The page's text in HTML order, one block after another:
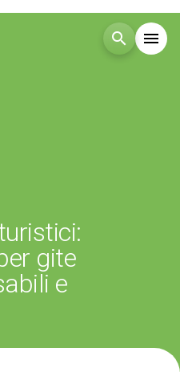
search menu
arrow_right
gite
e